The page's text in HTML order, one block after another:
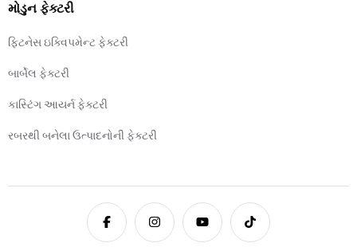
મોડુન ફેક્ટરી
ફિટનેસ ઇક્વિપમેન્ટ ફેક્ટરી
બાર્બેલ ફેક્ટરી
કાસ્ટિંગ આયર્ન ફેક્ટરી
રબરથી બનેલા ઉત્પાદનોની ફેક્ટરી